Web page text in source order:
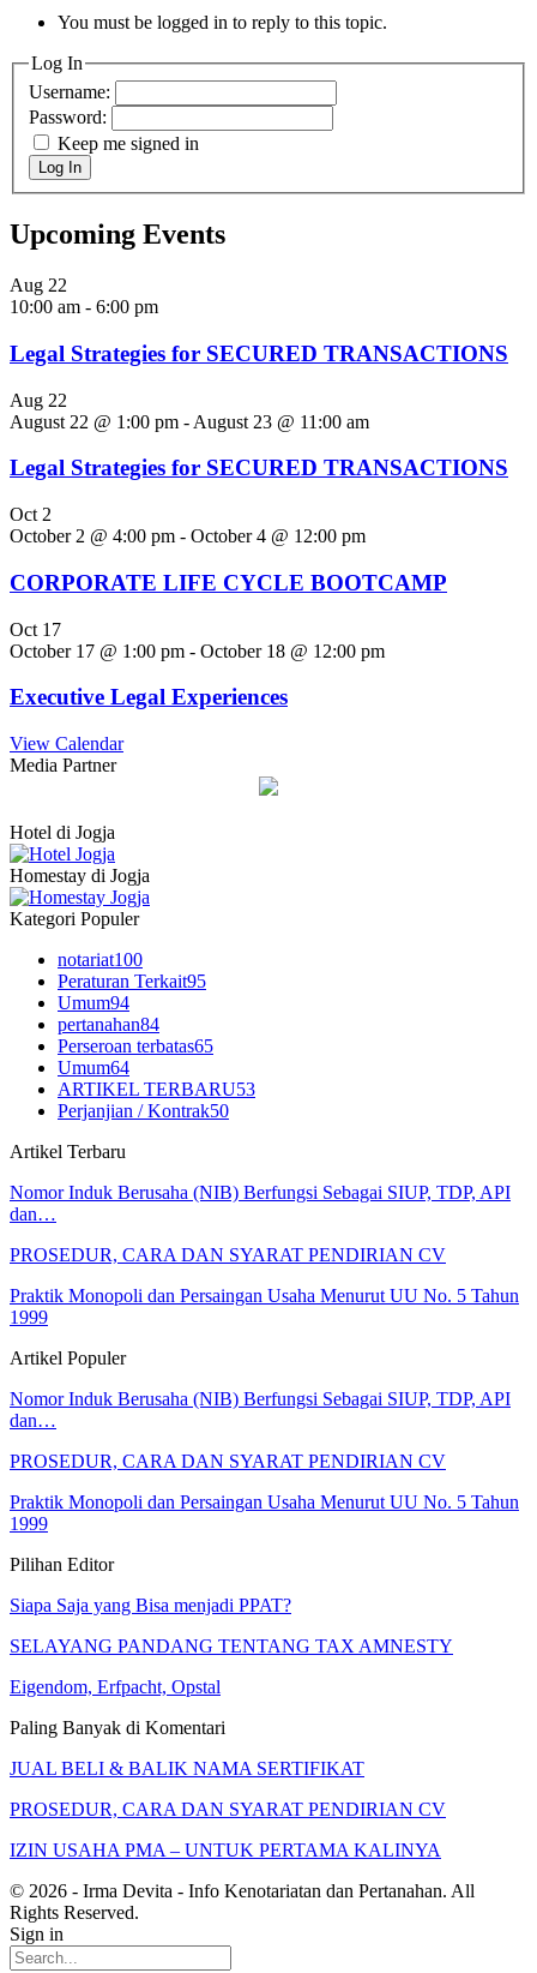
You must be logged in to reply to this topic.
Log In
Username:
Password:
Keep me signed in
Log In
Upcoming Events
Aug 22
10:00 am - 6:00 pm
Legal Strategies for SECURED TRANSACTIONS
Aug 22
August 22 @ 1:00 pm - August 23 @ 11:00 am
Legal Strategies for SECURED TRANSACTIONS
Oct 2
October 2 @ 4:00 pm - October 4 @ 12:00 pm
CORPORATE LIFE CYCLE BOOTCAMP
Oct 17
October 17 @ 1:00 pm - October 18 @ 12:00 pm
Executive Legal Experiences
View Calendar
Media Partner
Hotel di Jogja
Homestay di Jogja
Kategori Populer
notariat100
Peraturan Terkait95
Umum94
pertanahan84
Perseroan terbatas65
Umum64
ARTIKEL TERBARU53
Perjanjian / Kontrak50
Artikel Terbaru
Nomor Induk Berusaha (NIB) Berfungsi Sebagai SIUP, TDP, API
dan…
PROSEDUR, CARA DAN SYARAT PENDIRIAN CV
Praktik Monopoli dan Persaingan Usaha Menurut UU No. 5 Tahun
1999
Artikel Populer
Nomor Induk Berusaha (NIB) Berfungsi Sebagai SIUP, TDP, API
dan…
PROSEDUR, CARA DAN SYARAT PENDIRIAN CV
Praktik Monopoli dan Persaingan Usaha Menurut UU No. 5 Tahun
1999
Pilihan Editor
Siapa Saja yang Bisa menjadi PPAT?
SELAYANG PANDANG TENTANG TAX AMNESTY
Eigendom, Erfpacht, Opstal
Paling Banyak di Komentari
JUAL BELI & BALIK NAMA SERTIFIKAT
PROSEDUR, CARA DAN SYARAT PENDIRIAN CV
IZIN USAHA PMA – UNTUK PERTAMA KALINYA
© 2026 - Irma Devita - Info Kenotariatan dan Pertanahan. All
Rights Reserved.
Sign in